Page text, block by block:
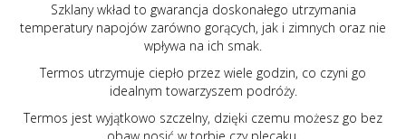
Szklany wkład to gwarancja doskonałego utrzymania
temperatury napojów zarówno gorących, jak i zimnych oraz nie
wpływa na ich smak.
Termos utrzymuje ciepło przez wiele godzin, co czyni go
idealnym towarzyszem podróży.
Termos jest wyjątkowo szczelny, dzięki czemu możesz go bez